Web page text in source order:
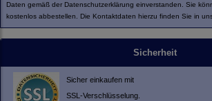
Daten gemäß der Datenschutzerklärung einverstanden. Sie
kostenlos abbestellen. Die Kontaktdaten hierzu finden Sie in
Sicherheit
Sicher einkaufen mit
SSL-Verschlüsselung.